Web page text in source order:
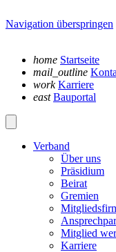
Navigation überspringen
home Startseite
mail_outline
work Karriere
east Bauportal
Verband
Über uns
Präsidium
Beirat
Gremien
Mitglied
Karriere